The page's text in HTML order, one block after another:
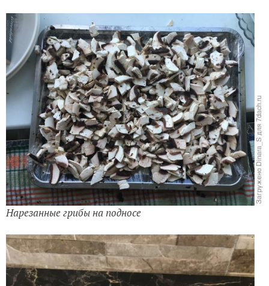
Нарезанные грибы на подносе